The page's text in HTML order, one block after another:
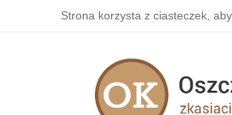
Strona korzysta z ciasteczek,